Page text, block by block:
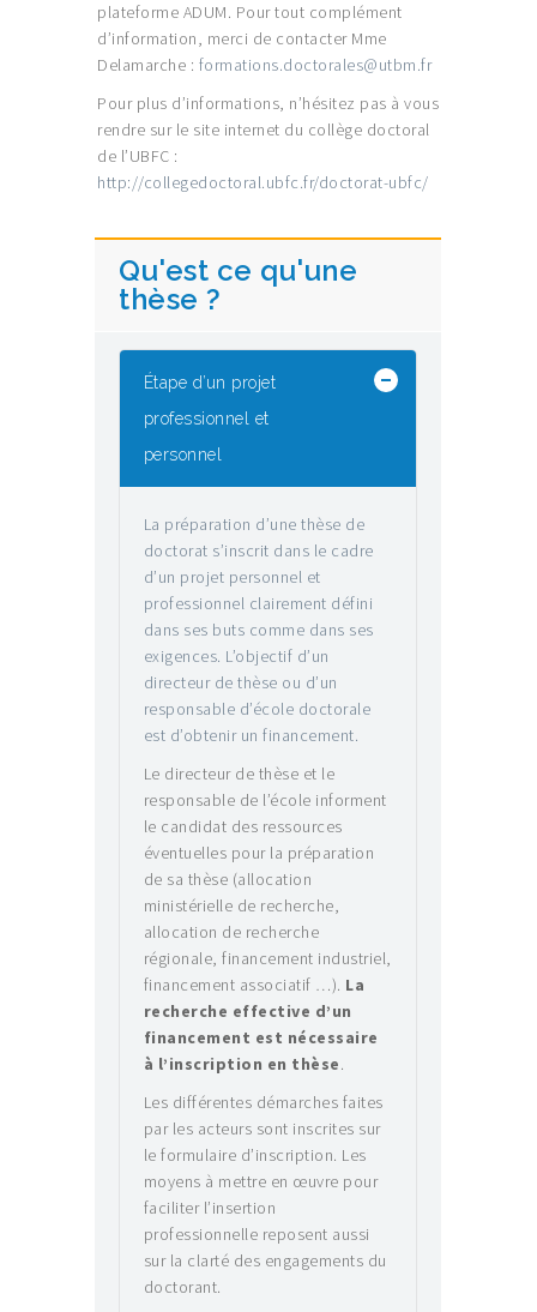
plateforme ADUM. Pour tout complément
d’information, merci de contacter Mme
Delamarche : formations.doctorales@utbm.fr
Pour plus d’informations, n’hésitez pas à vous
rendre sur le site internet du collège doctoral
de l’UBFC :
http://collegedoctoral.ubfc.fr/doctorat-ubfc/
Qu'est ce qu'une
thèse ?
Étape d’un projet
professionnel et
personnel
La préparation d’une thèse de
doctorat s’inscrit dans le cadre
d’un projet personnel et
professionnel clairement défini
dans ses buts comme dans ses
exigences. L’objectif d’un
directeur de thèse ou d’un
responsable d’école doctorale
est d’obtenir un financement.
Le directeur de thèse et le
responsable de l’école informent
le candidat des ressources
éventuelles pour la préparation
de sa thèse (allocation
ministérielle de recherche,
allocation de recherche
régionale, financement industriel,
financement associatif …). La
recherche effective d’un
financement est nécessaire
à l’inscription en thèse.
Les différentes démarches faites
par les acteurs sont inscrites sur
le formulaire d’inscription. Les
moyens à mettre en œuvre pour
faciliter l’insertion
professionnelle reposent aussi
sur la clarté des engagements du
doctorant.